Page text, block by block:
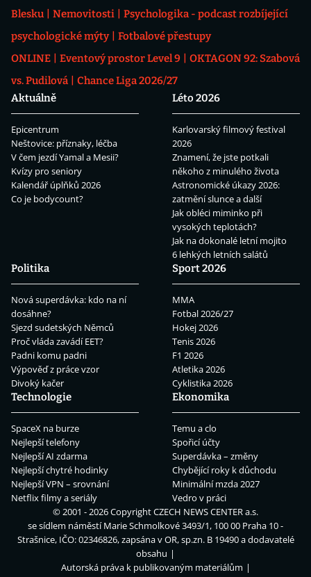
Blesku
Nemovitosti
Psychologika - podcast rozbíjející
psychologické mýty
Fotbalové přestupy
ONLINE
Eventový prostor Level 9
OKTAGON 92: Szabová
vs. Pudilová
Chance Liga 2026/27
Aktuálně
Epicentrum
Neštovice: příznaky, léčba
V čem jezdí Yamal a Mesii?
Kvízy pro seniory
Kalendář úplňků 2026
Co je bodycount?
Léto 2026
Karlovarský filmový festival
2026
Znamení, že jste potkali
někoho z minulého života
Astronomické úkazy 2026:
zatmění slunce a další
Jak obléci miminko při
vysokých teplotách?
Jak na dokonalé letní mojito
6 lehkých letních salátů
Politika
Nová superdávka: kdo na ní
dosáhne?
Sjezd sudetských Němců
Proč vláda zavádí EET?
Padni komu padni
Výpověď z práce vzor
Divoký kačer
Sport 2026
MMA
Fotbal 2026/27
Hokej 2026
Tenis 2026
F1 2026
Atletika 2026
Cyklistika 2026
Technologie
SpaceX na burze
Nejlepší telefony
Nejlepší AI zdarma
Nejlepší chytré hodinky
Nejlepší VPN – srovnání
Netflix filmy a seriály
Ekonomika
Temu a clo
Spořicí účty
Superdávka – změny
Chybějící roky k důchodu
Minimální mzda 2027
Vedro v práci
© 2001 - 2026 CopyrightCZECH NEWS CENTER a.s.
se sídlem náměstí Marie Schmolkové 3493/1, 100 00 Praha 10 -
Strašnice, IČO: 02346826, zapsána v OR, sp.zn. B 19490 a dodavatelé
obsahu
Autorská práva k publikovaným materiálům